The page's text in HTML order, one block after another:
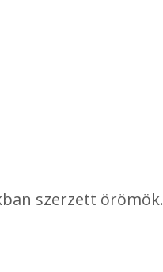
szerzett örömök.